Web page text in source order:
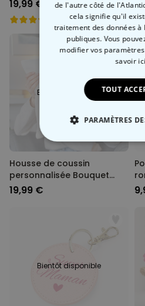
19,99 €
Bientôt disponible
Housse de coussin
personnalisée Bouquet
avec empreinte de main
19,99 €
Bientôt disponible
de l'autre côté de
cela signifie qu'il
traitement des données
publiques. Vous
modifier vos
savoir
TOUT
PARAMÈTRES
STRICTEMENT
PERFORMANCE
NON CLASSÉ